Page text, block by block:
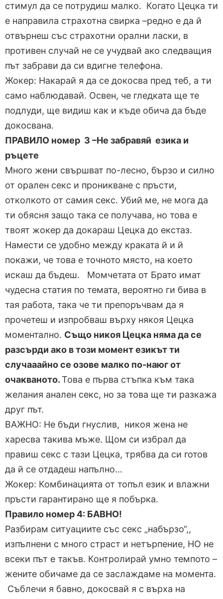
стимул да се потрудиш малко. Когато Цецка ти
е направила страхотна свирка –редно е да й
отвърнеш със страхотни орални ласки, в
противен случай не се учудвай ако следващия
път забрави да си вдигне телефона.
Жокер: Накарай я да се докосва пред теб, а ти
само наблюдавай. Освен, че гледката ще те
подлуди, ще видиш как и къде обича да бъде
докосвана.
ПРАВИЛО номер 3 –Не забравяй езика и
ръцете
Много жени свършват по-лесно, бързо и силно
от орален секс и проникване с пръсти,
отколкото от самия секс. Убий ме, не мога да
ти обясня защо така се получава, но това е
твоят жокер да докараш Цецка до екстаз.
Намести се удобно между краката й и й
покажи, че това е точното място, на което
искаш да бъдеш. Момчетата от Брато имат
чудесна статия по темата, вероятно ги бива в
тая работа, така че ти препоръчвам да я
прочетеш и изпробваш върху някоя Цецка
моментално. Също никоя Цецка няма да се
разсърди ако в този момент езикът ти
случааайно се озове малко по-наюг от
очакваното.Това е първа стъпка към така
желания анален секс, но за това ще ти разкажа
друг път.
ВАЖНО: Не бъди гнуслив, никоя жена не
харесва такива мъже. Щом си избрал да
правиш секс с тази Цецка, трябва да си готов
да й се отдадеш напълно…
Жокер: Комбинацията от топъл език и влажни
пръсти гарантирано ще я побърка.
Правило номер 4: БАВНО!
Разбирам ситуациите със секс „набързо“,,
изпълнени с много страст и нетърпение, НО не
всеки път е такъв. Контролирай умно темпото –
жените обичаме да се заслаждаме на момента.
Съблечи я бавно, докосвай я с върха на